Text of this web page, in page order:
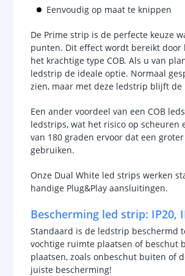
Eenvoudig op maat te knippen
De Prime strip is de perfecte keuze
punten. Dit effect wordt bereikt door
het krachtige type COB. Als u van
ledstrip de ideale optie. Normaal
zien, maar met deze ledstrip blijft
Een ander voordeel van een COB
ledstrips, wat het risico op
van 180 graden ervoor dat een
gebruiken.
Onze Dual White led strips werken
handige Plug&Play aansluitingen.
Bescherming led strip: IP20,
Standaard is de ledstrip beschermd
vochtige ruimte plaatsen of beschut
plaatsen, zoals onbeschut buiten of
juiste bescherming!